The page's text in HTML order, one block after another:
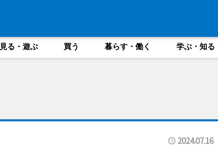
見る・遊ぶ 買う 暮らす・働く 学ぶ・知る
2024.07.16